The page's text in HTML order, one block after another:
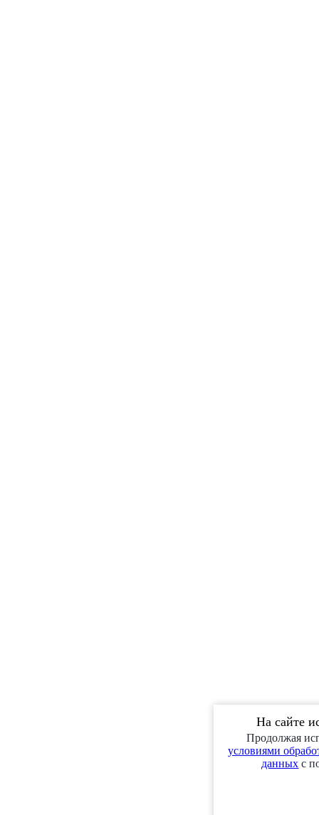
На сайте
Продолжая
условиями
данных с